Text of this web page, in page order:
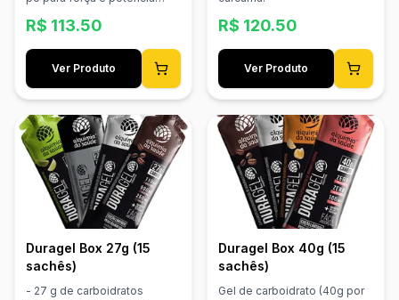
muscular.
R$ 113.50
Ver Produto
R$ 120.50
Ver Produto
Duragel Box 27g (15
sachês)
- 27 g de carboidratos
Duragel Box 40g (15
sachês)
Gel de carboidrato (40g por